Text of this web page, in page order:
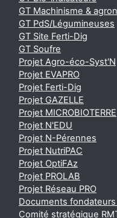
GT Machinisme &
GT PdS/Légumineuses
GT Site Ferti-Dig
GT Soufre
Projet Agro-éco-Syst'N
Projet EVAPRO
Projet Ferti-Dig
Projet GAZELLE
Projet MICROBIOTERRE
Projet N'EDU
Projet N-Pérennes
Projet NutriPAC
Projet OptiFAz
Projet PROLAB
Projet Réseau PRO
Documents fondateurs
Comité stratégique